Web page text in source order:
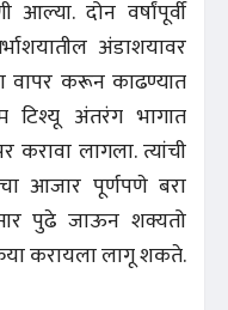
दोन वर्षांपूर्वी
अंडाशयावर
वापर करून काढण्यात
टिश्यू अंतरंग भागात
करावा लागला. त्यांची
आजार पूर्णपणे बरा
पुढे जाऊन शक्यतो
करायला लागू शकते.